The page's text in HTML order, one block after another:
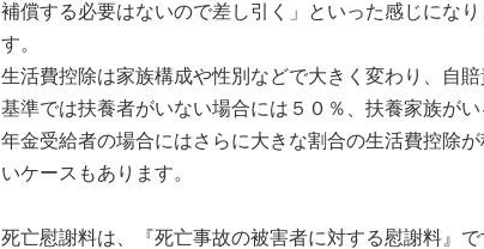
補償する必要はないので差し引く」といった感じになり
す。
生活費控除は家族構成や性別などで大きく変わり、自
基準では扶養者がいない場合には５０％、扶養家族が
年金受給者の場合にはさらに大きな割合の生活費控除
いケースもあります。
死亡慰謝料は、『死亡事故の被害者に対する慰謝料』で